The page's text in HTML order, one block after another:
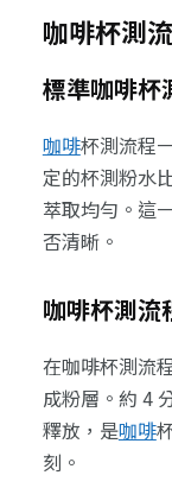
咖啡杯測
標準咖啡杯
咖啡杯測流程
定的杯測粉水
萃取均勻。這
否清晰。
咖啡杯測流
在咖啡杯測流
成粉層。約 4
釋放，是咖啡
刻。